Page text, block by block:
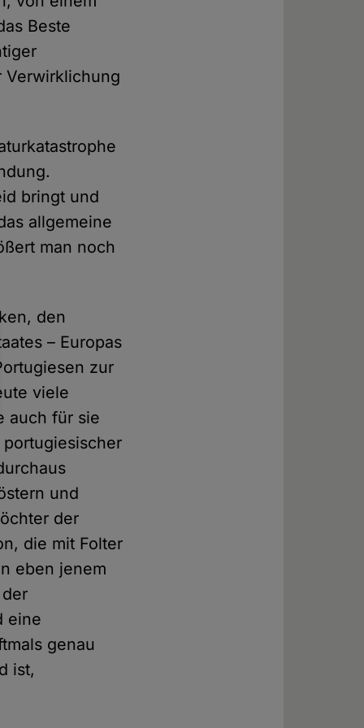
Beste
Verwirklichung
bringt und
allgemeine
man noch
den
– Europas
zur
viele
auch für sie
und
der
die mit Folter
eben jenem
eine
genau
ist,